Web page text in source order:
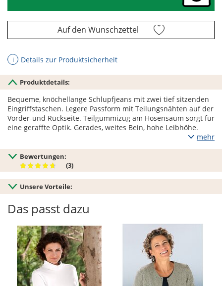
Auf den Wunschzettel
ℹ Details zur Produktsicherheit
Produktdetails:
Bequeme, knöchellange Schlupfjeans mit zwei tief sitzenden
Eingriffstaschen. Legere Passform mit Teilungsnähten auf der
Vorder-und Rückseite. Teilgummizug am Hosensaum sorgt für
eine geraffte Optik. Gerades, weites Bein, hohe Leibhöhe.
mehr
Bewertungen:
(3)
Unsere Vorteile:
Das passt dazu